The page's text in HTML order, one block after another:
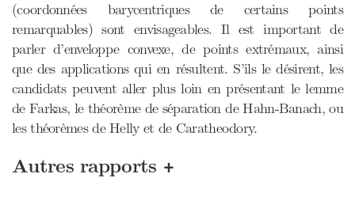
(coordonnées barycentriques de certains points
remarquables) sont envisageables. Il est important de
parler d’enveloppe convexe, de points extrémaux, ainsi
que des applications qui en résultent. S’ils le désirent, les
candidats peuvent aller plus loin en présentant le lemme
de Farkas, le théorème de séparation de Hahn-Banach, ou
les théorèmes de Helly et de Caratheodory.
Autres rapports +